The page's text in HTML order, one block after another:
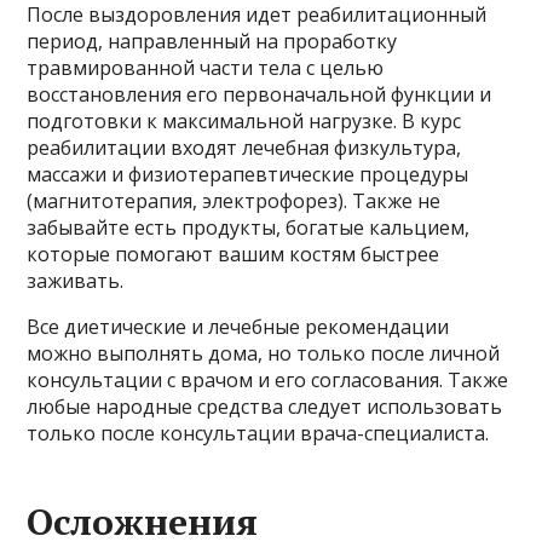
После выздоровления идет реабилитационный
период, направленный на проработку
травмированной части тела с целью
восстановления его первоначальной функции и
подготовки к максимальной нагрузке. В курс
реабилитации входят лечебная физкультура,
массажи и физиотерапевтические процедуры
(магнитотерапия, электрофорез). Также не
забывайте есть продукты, богатые кальцием,
которые помогают вашим костям быстрее
заживать.
Все диетические и лечебные рекомендации
можно выполнять дома, но только после личной
консультации с врачом и его согласования. Также
любые народные средства следует использовать
только после консультации врача-специалиста.
Осложнения